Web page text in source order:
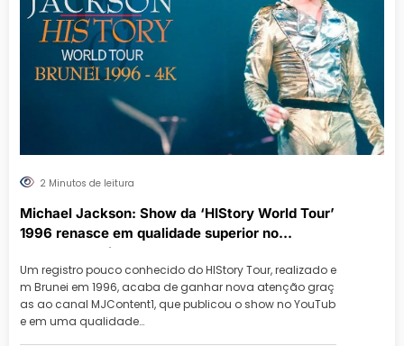
2 Minutos de leitura
Michael Jackson: Show da ‘HIStory World Tour’
1996 renasce em qualidade superior no
YouTube. Assista!
Um registro pouco conhecido do HIStory Tour, realizado e
m Brunei em 1996, acaba de ganhar nova atenção graç
as ao canal MJContent1, que publicou o show no YouTub
e em uma qualidade…